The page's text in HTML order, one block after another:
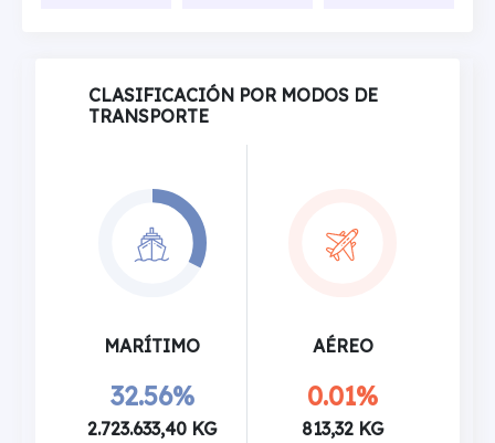
CLASIFICACIÓN POR MODOS DE
TRANSPORTE
MARÍTIMO
32.56%
2.723.633,40 KG
AÉREO
0.01%
813,32 KG